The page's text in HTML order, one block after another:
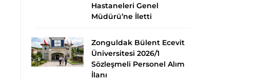
Hastaneleri Genel
Müdürü’ne İletti
Zonguldak Bülent Ecevit
Üniversitesi 2026/1
Sözleşmeli Personel Alım
İlanı